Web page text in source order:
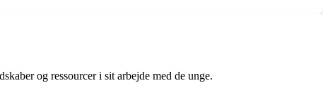
og ressourcer i sit arbejde med de unge.